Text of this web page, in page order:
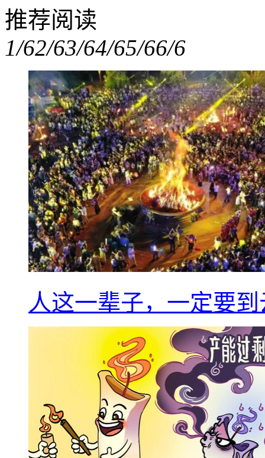
推荐阅读
1/62/63/64/65/66/6
人这一辈子，一定要